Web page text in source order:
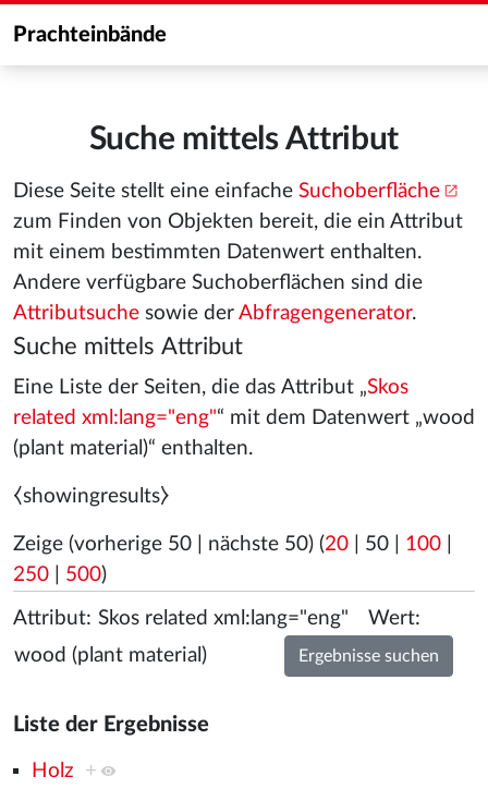
Prachteinbände
Suche mittels Attribut
Diese Seite stellt eine einfache Suchoberfläche
zum Finden von Objekten bereit, die ein Attribut
mit einem bestimmten Datenwert enthalten.
Andere verfügbare Suchoberflächen sind die
Attributsuche sowie der Abfragengenerator.
Suche mittels Attribut
Eine Liste der Seiten, die das Attribut „Skos
related xml:lang="eng"“ mit dem Datenwert „wood
(plant material)“ enthalten.
⧼showingresults⧽
Zeige (vorherige 50 nächste 50) (20 50 100
250
500)
Attribut: Wert:
Liste der Ergebnisse
Holz +